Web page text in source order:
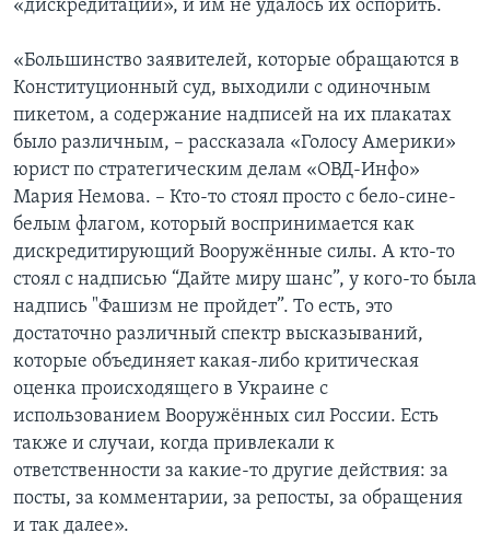
«дискредитации», и им не удалось их оспорить.
«Большинство заявителей, которые обращаются в
Конституционный суд, выходили с одиночным
пикетом, а содержание надписей на их плакатах
было различным, – рассказала «Голосу Америки»
юрист по стратегическим делам «ОВД-Инфо»
Мария Немова. – Кто-то стоял просто с бело-сине-
белым флагом, который воспринимается как
дискредитирующий Вооружённые силы. А кто-то
стоял с надписью “Дайте миру шанс”, у кого-то была
надпись "Фашизм не пройдет”. То есть, это
достаточно различный спектр высказываний,
которые объединяет какая-либо критическая
оценка происходящего в Украине с
использованием Вооружённых сил России. Есть
также и случаи, когда привлекали к
ответственности за какие-то другие действия: за
посты, за комментарии, за репосты, за обращения
и так далее».